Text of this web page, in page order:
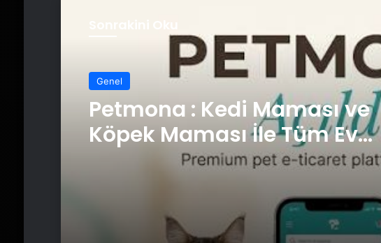
Genel
Petmona : Kedi Maması ve
Köpek Maması İle Tüm Evcil
Hayvan Ürünleri